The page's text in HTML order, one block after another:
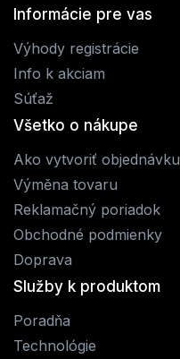
Informácie pre vas
Výhody registrácie
Info k akciam
Súťaž
Všetko o nákupe
Ako vytvoriť objednávku
Výměna tovaru
Reklamačný poriadok
Obchodné podmienky
Doprava
Služby k produktom
Poradňa
Technológie